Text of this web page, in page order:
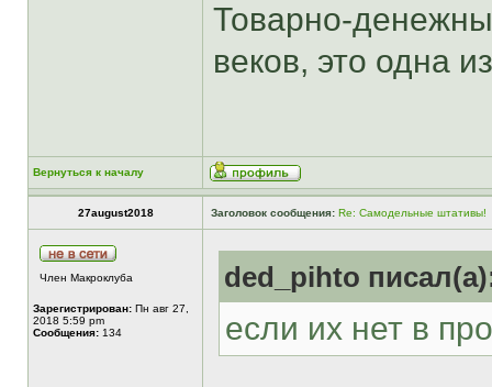
Товарно-
веков, это одна
Вернуться к началу
27august2018 Заголовок сообщения: Re: Самодельные штативы!
Член Макроклуба
Зарегистрирован: Пн авг 27,
2018 5:59 pm
Сообщения: 134
ded_pihto
если их нет в